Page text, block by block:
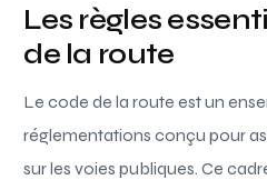
Les règles
de la route
Le code de la route est un
réglementations conçu pour
sur les voies publiques. Ce